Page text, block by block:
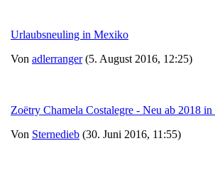
Urlaubsneuling in Mexiko
Von adlerranger(5. August 2016, 12:25)
Zoëtry Chamela Costalegre - Neu ab 2018
Von Sternedieb (30. Juni 2016, 11:55)